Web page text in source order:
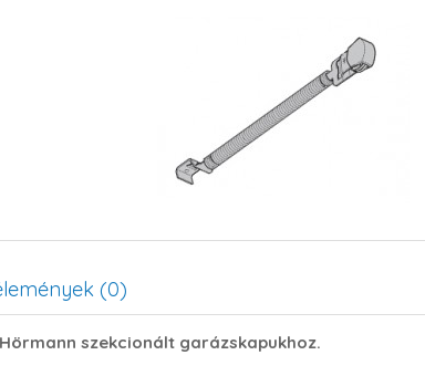
(0)
szekcionált garázskapukhoz.